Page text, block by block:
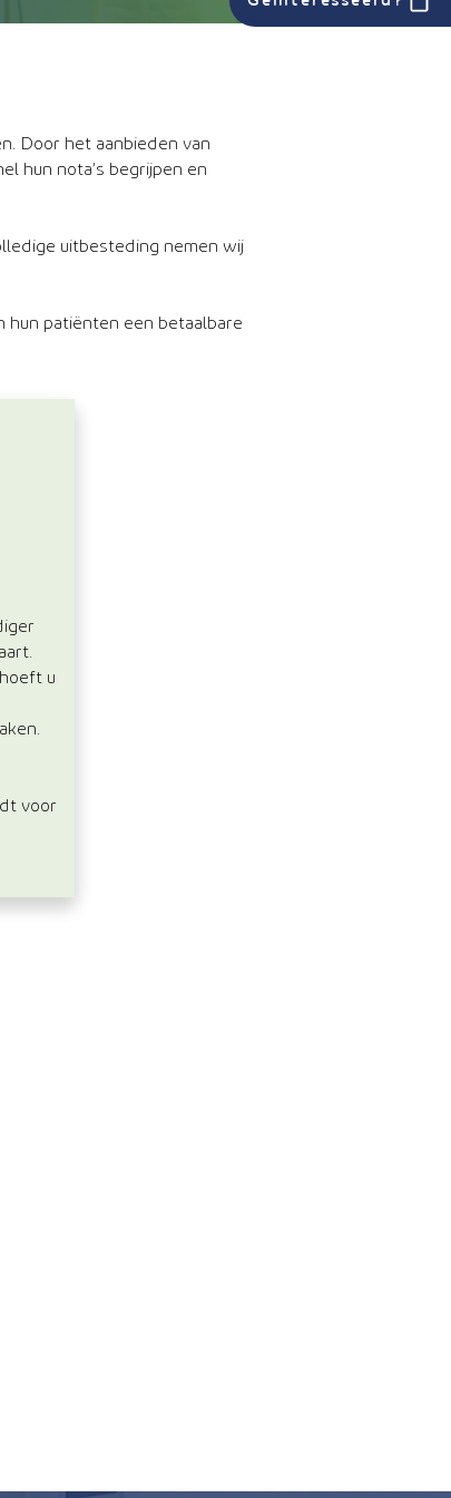
Door het aanbieden van
hun nota’s begrijpen en
uitbesteding nemen wij
hun patiënten een betaalbare
u
voor